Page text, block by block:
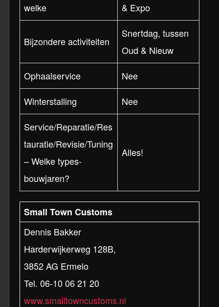
welke
& Expo
Bijzondere activiteiten
Snertdag, tussen
Oud & Nieuw
Ophaalservice
Nee
Winterstalling
Nee
Service/Reparatie/Res
tauratie/Revisie/Tuning
– Welke types-
bouwjaren?
Alles!
Small Town Customs
Dennis Bakker
Harderwijkerweg 128B,
3852 AG Ermelo
Tel. 06-10 06 21 20
www.smalltowncustoms.nl